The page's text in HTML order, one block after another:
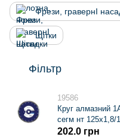
Фрези, гравернІ
Щітки
Фільтр
19586
Круг алмазний
сегм нт 125х1,8/
202.0 грн